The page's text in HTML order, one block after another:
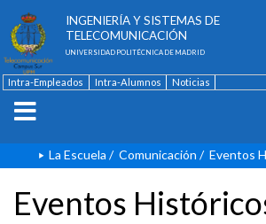
INGENIERÍA Y SISTEMAS DE
TELECOMUNICACIÓN
UNIVERSIDAD POLITÉCNICA DE MADRID
Intra-Empleados Intra-Alumnos
Noticias
La Escuela / Comunicación / Eventos
Eventos